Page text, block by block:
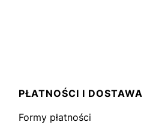
PŁATNOŚCI I DOSTAWA
Formy płatności